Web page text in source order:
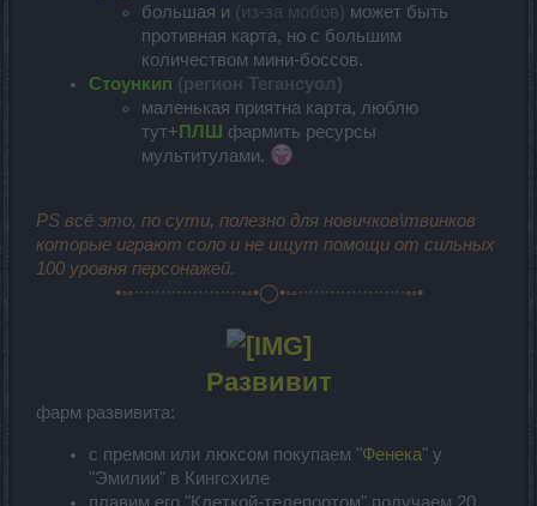
большая и (из-за мобов) может быть
противная карта, но с большим
количеством мини-боссов.
Стоункип (регион Тегансуол)
маленькая приятна карта, люблю
тут+ПЛШ фармить ресурсы
мультитулами.
PS всё это, по сути, полезно для новичков\твинков
которые играют соло и не ищут помощи от сильных
100 уровня персонажей.
•◦◦·∙·∙·∙·∙·∙·∙·∙·∙·∙·∙◦◦•◯•◦◦·∙·∙·∙·∙·∙·∙·∙·∙·∙·∙◦◦•
Развивит
фарм развивита:
с премом или люксом покупаем "Фенека" у
"Эмилии" в Кингсхиле